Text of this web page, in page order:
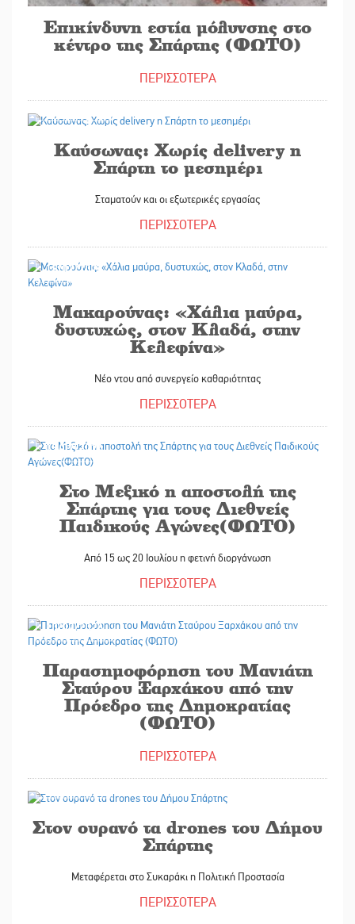
Επικίνδυνη εστία μόλυνσης στο
κέντρο της Σπάρτης (ΦΩΤΟ)
ΠΕΡΙΣΣΟΤΕΡΑ
Kαύσωνας: Χωρίς delivery η
Σπάρτη το μεσημέρι
Σταματούν και οι εξωτερικές εργασίας
ΠΕΡΙΣΣΟΤΕΡΑ
18/07/2024
Μακαρούνας: «Χάλια μαύρα,
δυστυχώς, στον Κλαδά, στην
Κελεφίνα»
Νέο ντου από συνεργείο καθαριότητας
ΠΕΡΙΣΣΟΤΕΡΑ
15/07/2024
Στο Μεξικό η αποστολή της
Σπάρτης για τους Διεθνείς
Παιδικούς Αγώνες(ΦΩΤΟ)
Από 15 ως 20 Ιουλίου η φετινή διοργάνωση
ΠΕΡΙΣΣΟΤΕΡΑ
10/07/2024
Παρασημοφόρηση του Μανιάτη
Σταύρου Ξαρχάκου από την
Πρόεδρο της Δημοκρατίας
(ΦΩΤΟ)
ΠΕΡΙΣΣΟΤΕΡΑ
Στον ουρανό τα drones του Δήμου
Σπάρτης
Μεταφέρεται στο Συκαράκι η Πολιτική Προστασία
ΠΕΡΙΣΣΟΤΕΡΑ